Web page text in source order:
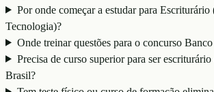
Por onde começar a estudar para Escriturário
Tecnologia)?
Onde treinar questões para o concurso
Precisa de curso superior para ser
Brasil?